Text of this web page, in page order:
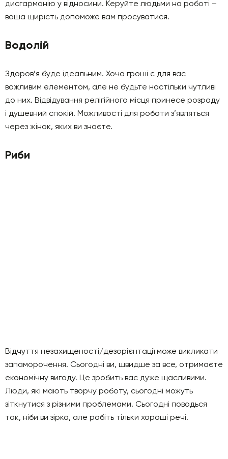
дисгармонію у відносини. Керуйте людьми на роботі –
ваша щирість допоможе вам просуватися.
Водолій
Здоров’я буде ідеальним. Хоча гроші є для вас
важливим елементом, але не будьте настільки чутливі
до них. Відвідування релігійного місця принесе розраду
і душевний спокій. Можливості для роботи з’являться
через жінок, яких ви знаєте.
Риби
Відчуття незахищеності/дезорієнтації може викликати
запаморочення. Сьогодні ви, швидше за все, отримаєте
економічну вигоду. Це зробить вас дуже щасливими.
Люди, які мають творчу роботу, сьогодні можуть
зіткнутися з різними проблемами. Сьогодні поводься
так, ніби ви зірка, але робіть тільки хороші речі.